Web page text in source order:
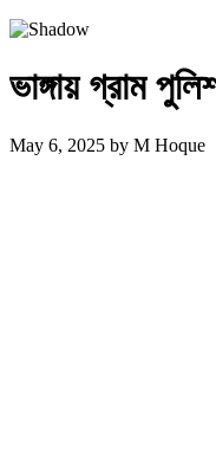
ভাঙ্গায় গ্রাম
May 6, 2025 by M Hoque